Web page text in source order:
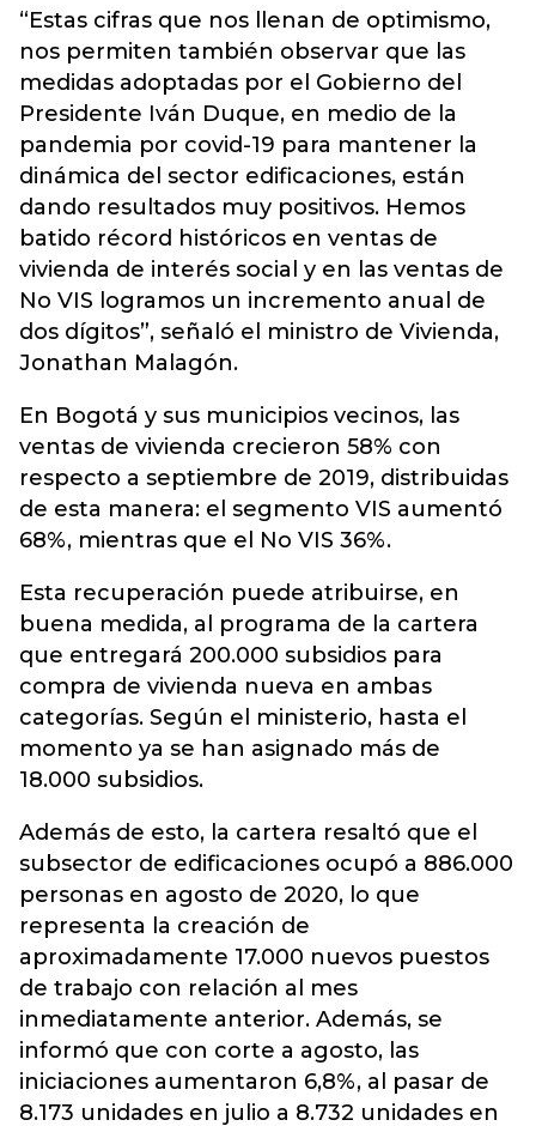
“Estas cifras que nos llenan de optimismo,
nos permiten también observar que las
medidas adoptadas por el Gobierno del
Presidente Iván Duque, en medio de la
pandemia por covid-19 para mantener la
dinámica del sector edificaciones, están
dando resultados muy positivos. Hemos
batido récord históricos en ventas de
vivienda de interés social y en las ventas de
No VIS logramos un incremento anual de
dos dígitos”, señaló el ministro de Vivienda,
Jonathan Malagón.
En Bogotá y sus municipios vecinos, las
ventas de vivienda crecieron 58% con
respecto a septiembre de 2019, distribuidas
de esta manera: el segmento VIS aumentó
68%, mientras que el No VIS 36%.
Esta recuperación puede atribuirse, en
buena medida, al programa de la cartera
que entregará 200.000 subsidios para
compra de vivienda nueva en ambas
categorías. Según el ministerio, hasta el
momento ya se han asignado más de
18.000 subsidios.
Además de esto, la cartera resaltó que el
subsector de edificaciones ocupó a 886.000
personas en agosto de 2020, lo que
representa la creación de
aproximadamente 17.000 nuevos puestos
de trabajo con relación al mes
inmediatamente anterior. Además, se
informó que con corte a agosto, las
iniciaciones aumentaron 6,8%, al pasar de
8.173 unidades en julio a 8.732 unidades en